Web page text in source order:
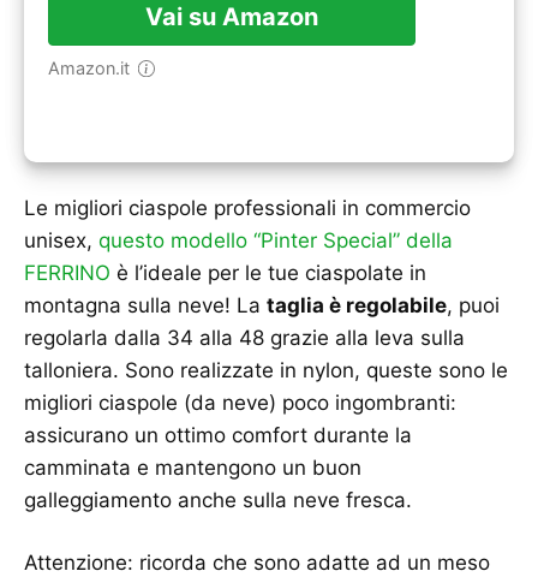
Vai su Amazon
Amazon.it
Le migliori ciaspole professionali in commercio
unisex, questo modello “Pinter Special” della
FERRINO è l’ideale per le tue ciaspolate in
montagna sulla neve! La taglia è regolabile, puoi
regolarla dalla 34 alla 48 grazie alla leva sulla
talloniera. Sono realizzate in nylon, queste sono le
migliori ciaspole (da neve) poco ingombranti:
assicurano un ottimo comfort durante la
camminata e mantengono un buon
galleggiamento anche sulla neve fresca.
Attenzione: ricorda che sono adatte ad un meso